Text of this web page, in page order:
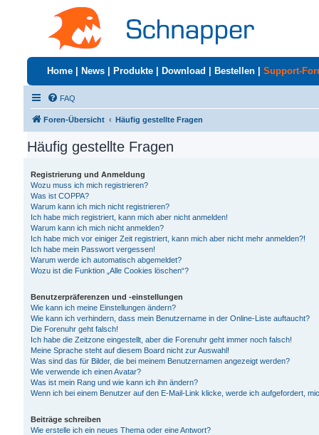
Home News Produkte Download Bestellen Support-
FAQ
Foren-Übersicht Häufig gestellte Fragen
Häufig gestellte Fragen
Registrierung und Anmeldung
Wozu muss ich mich registrieren?
Was ist COPPA?
Warum kann ich mich nicht registrieren?
Ich habe mich registriert, kann mich aber nicht anmelden!
Warum kann ich mich nicht anmelden?
Ich habe mich vor einiger Zeit registriert, kann mich aber nicht mehr anmelden?!
Ich habe mein Passwort vergessen!
Warum werde ich automatisch abgemeldet?
Wozu ist die Funktion „Alle Cookies löschen“?
Benutzerpräferenzen und -einstellungen
Wie kann ich meine Einstellungen ändern?
Wie kann ich verhindern, dass mein Benutzername in der Online-Liste auftaucht?
Die Forenuhr geht falsch!
Ich habe die Zeitzone eingestellt, aber die Forenuhr geht immer noch falsch!
Meine Sprache steht auf diesem Board nicht zur Auswahl!
Was sind das für Bilder, die bei meinem Benutzernamen angezeigt werden?
Wie verwende ich einen Avatar?
Was ist mein Rang und wie kann ich ihn ändern?
Wenn ich bei einem Benutzer auf den E-Mail-Link klicke, werde ich aufgefordert,
Beiträge schreiben
Wie erstelle ich ein neues Thema oder eine Antwort?